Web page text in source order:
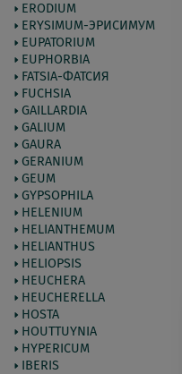
ERODIUM
ERYSIMUM-ЭРИСИМУМ
EUPATORIUM
EUPHORBIA
FATSIA-ФАТСИЯ
FUCHSIA
GAILLARDIA
GALIUM
GAURA
GERANIUM
GEUM
GYPSOPHILA
HELENIUM
HELIANTHEMUM
HELIANTHUS
HELIOPSIS
HEUCHERA
HEUCHERELLA
HOSTA
HOUTTUYNIA
HYPERICUM
IBERIS